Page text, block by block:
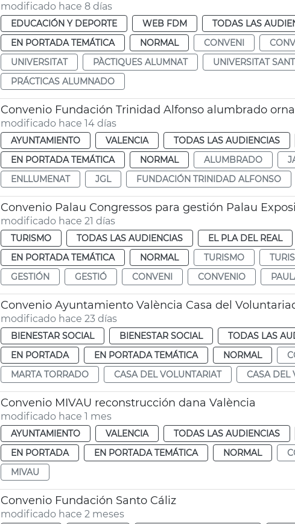
modificado hace 8 días
EDUCACIÓN Y DEPORTE WEB FDM TODAS LAS
EN PORTADA TEMÁTICA
NORMAL CONVENI
UNIVERSITAT
PÀCTIQUES ALUMNAT
UNIVERSITAT
PRÁCTICAS ALUMNADO
Convenio Fundación Trinidad Alfonso alumbrado
modificado hace 14 días
AYUNTAMIENTO VALENCIA TODAS LAS AUDIENCIAS
EN PORTADA TEMÁTICA
NORMAL ALUMBRADO
ENLLUMENAT
JGL FUNDACIÓN TRINIDAD ALFONSO
Convenio Palau Congressos para gestión Palau
modificado hace 21 días
TURISMO TODAS LAS AUDIENCIAS EL PLA DEL REAL
EN PORTADA TEMÁTICA
NORMAL TURISMO
GESTIÓN
GESTIÓ CONVENI CONVENIO
Convenio Ayuntamiento València Casa del
modificado hace 23 días
BIENESTAR SOCIAL BIENESTAR SOCIAL TODAS LAS
EN PORTADA
EN PORTADA TEMÁTICA NORMAL
MARTA TORRADO
CASA DEL VOLUNTARIAT CASA DEL
Convenio MIVAU reconstrucción dana València
modificado hace 1 mes
AYUNTAMIENTO VALENCIA TODAS LAS AUDIENCIAS
EN PORTADA
EN PORTADA TEMÁTICA NORMAL
MIVAU
Convenio Fundación Santo Cáliz
modificado hace 2 meses